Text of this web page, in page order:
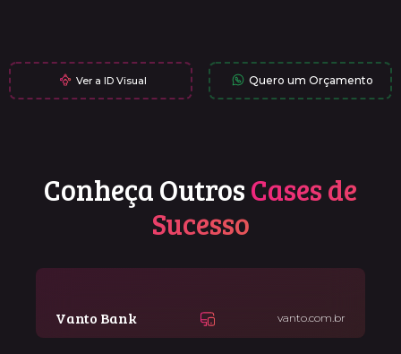
Ver a ID Visual Quero um Orçamento
Conheça OutrosCases de
Sucesso
Vanto Bank vanto.com.br